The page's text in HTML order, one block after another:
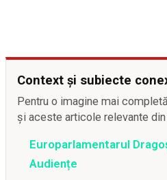
Context și subiecte
Pentru o imagine mai
și aceste articole relevante
Europarlamentarul
Audiențe